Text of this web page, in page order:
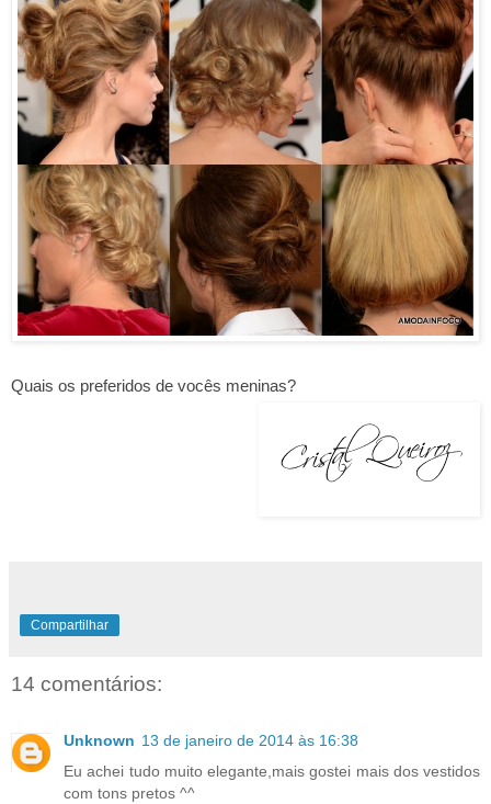
Quais os preferidos de vocês meninas?
Compartilhar
14 comentários:
Unknown 13 de janeiro de 2014 às 16:38
Eu achei tudo muito elegante,mais gostei mais dos vestidos
com tons pretos ^^